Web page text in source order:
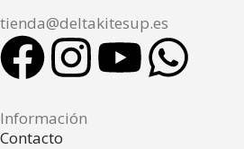
tienda@deltakitesup.es
Información
Contacto